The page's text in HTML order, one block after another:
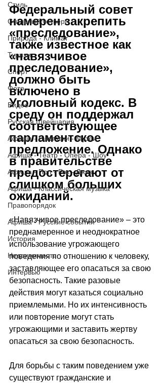
Стиль
Стильный четверг
Природа - Климат
Туризм
Спорт
Фото
Видео
Русская Швейцария
Афиша - Выставки - Музеи
Афиша - Театр - Опера - Шоу
Афиша - Поп - Рок - Джаз
Афиша - Классическая музыка
Правопорядок
Афиша - Русские события
История
Недвижимость
Интервью
Федеральный совет
намерен закрепить
«преследование»,
также известное как
«навязчивое
преследование»,
должно быть
включено в
Уголовный кодекс. В
среду он поддержал
соответствующее
парламентское
предложение. Однако
в правительстве
предостерегают от
слишком больших
ожиданий.
«Навязчивое преследование» – это
преднамеренное и неоднократное
использование угрожающего
поведения по отношению к человеку,
заставляющее его опасаться за свою
безопасность. Такие разовые
действия могут казаться социально
приемлемыми. Но их интенсивность
или повторение могут стать
угрожающими и заставить жертву
опасаться за свою безопасность.
Для борьбы с таким поведением уже
существуют гражданские и